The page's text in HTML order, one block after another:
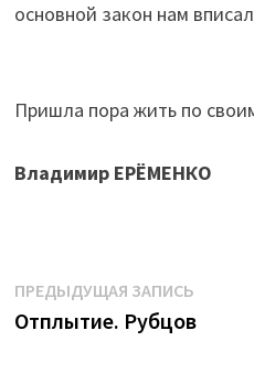
основной закон нам
Пришла пора жить по
Владимир ЕРЁМЕНКО
Навигация
по
ПРЕДЫДУЩАЯ ЗАПИСЬ
запись:
Отплытие. Рубцов